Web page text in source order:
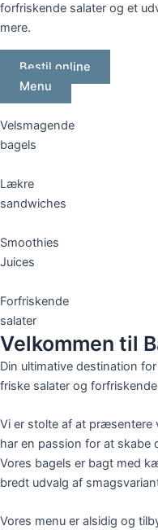
forfriskende salater og et
mere.
Bestil online
Menu
Velsmagende
bagels
Lækre
sandwiches
Smoothies
Juices
Forfriskende
salater
Velkommen til
Din ultimative destination
friske salater og
Vi er stolte af at præsentere
har en passion for at skabe
Vores bagels er bagt med
bredt udvalg af
Vores menu er alsidig og